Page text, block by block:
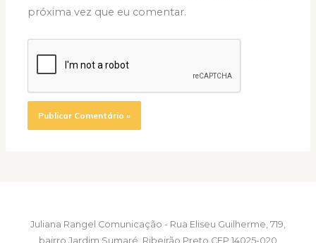
próxima vez que eu comentar.
Juliana Rangel Comunicação - Rua Eliseu Guilherme, 719,
bairro Jardim Sumaré, Ribeirão Preto CEP 14025-020